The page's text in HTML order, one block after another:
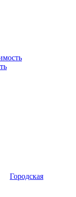
Городская